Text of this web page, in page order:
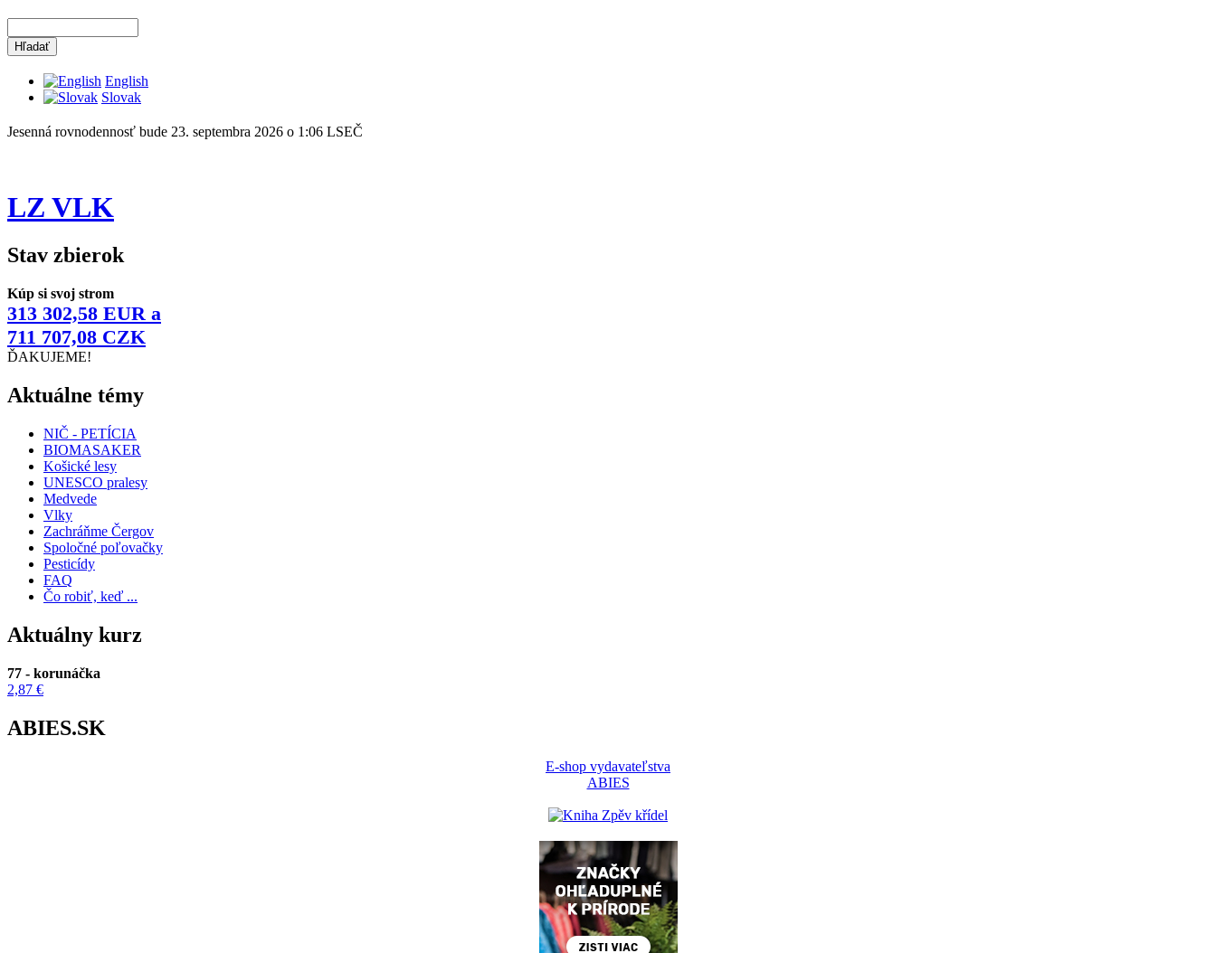
English
Slovak
Jesenná rovnodennosť bude 23. septembra 2026 o 1:06 LSEČ
LZ VLK
Stav zbierok
Kúp si svoj strom
313 302,58 EUR a
711 707,08 CZK
ĎAKUJEME!
Aktuálne témy
NIČ - PETÍCIA
BIOMASAKER
Košické lesy
UNESCO pralesy
Medvede
Vlky
Zachráňme Čergov
Spoločné poľovačky
Pesticídy
FAQ
Čo robiť, keď ...
Aktuálny kurz
77 - korunáčka
2,87 €
ABIES.SK
E-shop vydavateľstva
ABIES